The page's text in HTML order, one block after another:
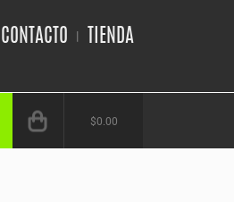
CONTACTO TIENDA
$0.00